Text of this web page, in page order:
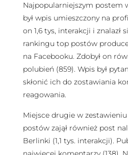
Najpopularniejszym postem
był wpis umieszczony na
on 1,6 tys, interakcji i znalazł
rankingu top postów
na Facebooku. Zdobył on
polubień (859). Wpis był
skłonić ich do zostawiania
reagowania.
Miejsce drugie w
postów zajął również post
Berlinki (1,1 tys. interakcji).